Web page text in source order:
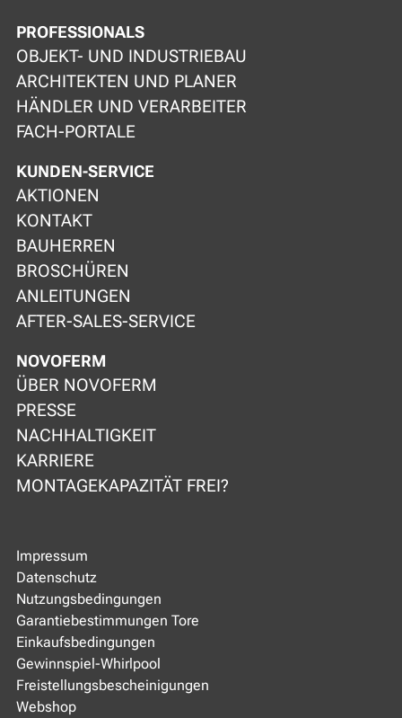
PROFESSIONALS
OBJEKT- UND INDUSTRIEBAU
ARCHITEKTEN UND PLANER
HÄNDLER UND VERARBEITER
FACH-PORTALE
KUNDEN-SERVICE
AKTIONEN
KONTAKT
BAUHERREN
BROSCHÜREN
ANLEITUNGEN
AFTER-SALES-SERVICE
NOVOFERM
ÜBER NOVOFERM
PRESSE
NACHHALTIGKEIT
KARRIERE
MONTAGEKAPAZITÄT FREI?
Impressum
Datenschutz
Nutzungsbedingungen
Garantiebestimmungen Tore
Einkaufsbedingungen
Gewinnspiel-Whirlpool
Freistellungsbescheinigungen
Webshop